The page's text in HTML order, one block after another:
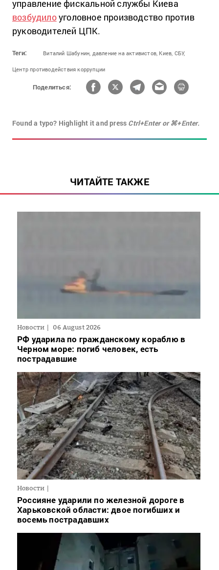
управление фискальной службы Киева
возбудилоуголовное производство против
руководителей ЦПК.
Теги: Виталий Шабунин, давление на активистов, Киев, СБУ,
Центр противодействия коррупции
Поделиться:
Found a typo? Highlight it and press Ctrl+Enter or ⌘+Enter.
ЧИТАЙТЕ ТАКЖЕ
Новости 06 August 2026
РФ ударила по гражданскому кораблю в
Черном море: погиб человек, есть
пострадавшие
Новости
Россияне ударили по железной дороге в
Харьковской области: двое погибших и
восемь пострадавших